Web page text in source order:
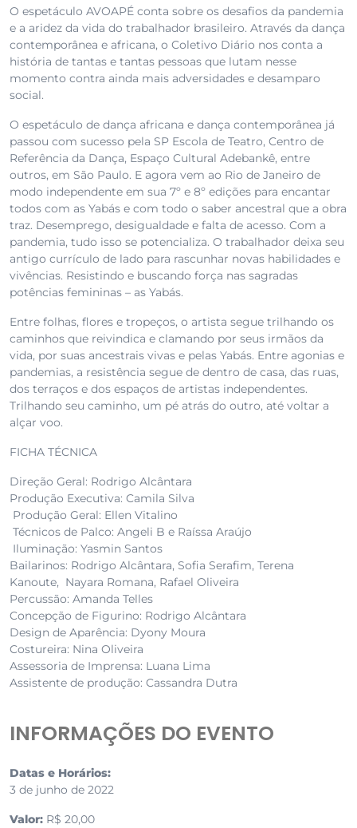
O espetáculo AVOAPÉ conta sobre os desafios da pandemia
e a aridez da vida do trabalhador brasileiro. Através da dança
contemporânea e africana, o Coletivo Diário nos conta a
história de tantas e tantas pessoas que lutam nesse
momento contra ainda mais adversidades e desamparo
social.
O espetáculo de dança africana e dança contemporânea já
passou com sucesso pela SP Escola de Teatro, Centro de
Referência da Dança, Espaço Cultural Adebankê, entre
outros, em São Paulo. E agora vem ao Rio de Janeiro de
modo independente em sua 7º e 8º edições para encantar
todos com as Yabás e com todo o saber ancestral que a obra
traz. Desemprego, desigualdade e falta de acesso. Com a
pandemia, tudo isso se potencializa. O trabalhador deixa seu
antigo currículo de lado para rascunhar novas habilidades e
vivências. Resistindo e buscando força nas sagradas
potências femininas – as Yabás.
Entre folhas, flores e tropeços, o artista segue trilhando os
caminhos que reivindica e clamando por seus irmãos da
vida, por suas ancestrais vivas e pelas Yabás. Entre agonias e
pandemias, a resistência segue de dentro de casa, das ruas,
dos terraços e dos espaços de artistas independentes.
Trilhando seu caminho, um pé atrás do outro, até voltar a
alçar voo.
FICHA TÉCNICA
Direção Geral: Rodrigo Alcântara
Produção Executiva: Camila Silva
Produção Geral: Ellen Vitalino
Técnicos de Palco: Angeli B e Raíssa Araújo
Iluminação: Yasmin Santos
Bailarinos: Rodrigo Alcântara, Sofia Serafim, Terena
Kanoute, Nayara Romana, Rafael Oliveira
Percussão: Amanda Telles
Concepção de Figurino: Rodrigo Alcântara
Design de Aparência: Dyony Moura
Costureira: Nina Oliveira
Assessoria de Imprensa: Luana Lima
Assistente de produção: Cassandra Dutra
INFORMAÇÕES DO EVENTO
Datas e Horários:
3 de junho de 2022
Valor: R$ 20,00